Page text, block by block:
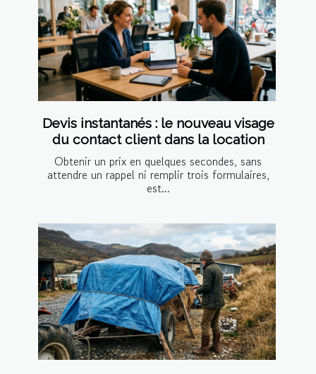
Devis instantanés : le nouveau visage
du contact client dans la location
Obtenir un prix en quelques secondes, sans
attendre un rappel ni remplir trois formulaires,
est...